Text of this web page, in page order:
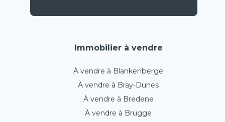
Immobilier à vendre
À vendre à Blankenberge
À vendre à Bray-Dunes
À vendre à Bredene
À vendre à Brugge